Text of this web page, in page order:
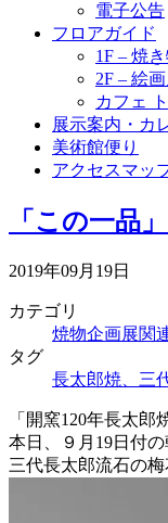
電子公告
フロアガイド
1F – 焼
2F – 絵
カフェ
展示案内・カ
美術館便り
アクセスマッ
「この一品
2019年09月19日
カテゴリ
焼物企画展関
タグ
長太郎焼、三
「開窯120年長太郎
本日、９月19日付
三代長太郎流石の